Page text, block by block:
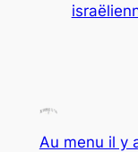
Au menu il y